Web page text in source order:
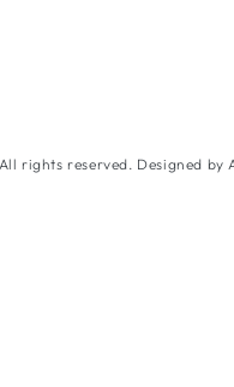
rights reserved. Designed by